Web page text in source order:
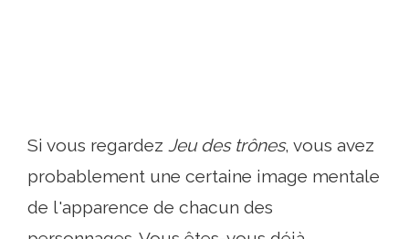
Si vous regardez Jeu des trônes, vous avez
probablement une certaine image mentale
de l'apparence de chacun des